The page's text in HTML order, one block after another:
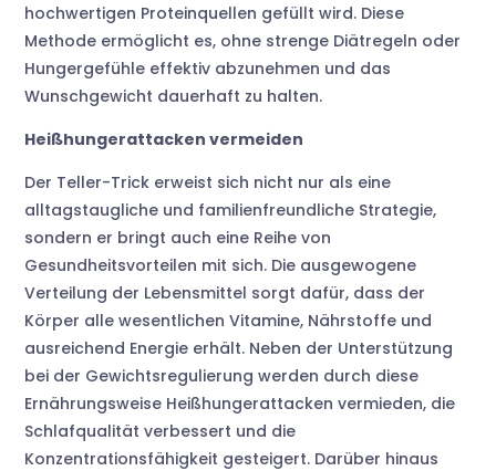
hochwertigen Proteinquellen gefüllt wird. Diese
Methode ermöglicht es, ohne strenge Diätregeln oder
Hungergefühle effektiv abzunehmen und das
Wunschgewicht dauerhaft zu halten.
Heißhungerattacken vermeiden
Der Teller-Trick erweist sich nicht nur als eine
alltagstaugliche und familienfreundliche Strategie,
sondern er bringt auch eine Reihe von
Gesundheitsvorteilen mit sich. Die ausgewogene
Verteilung der Lebensmittel sorgt dafür, dass der
Körper alle wesentlichen Vitamine, Nährstoffe und
ausreichend Energie erhält. Neben der Unterstützung
bei der Gewichtsregulierung werden durch diese
Ernährungsweise Heißhungerattacken vermieden, die
Schlafqualität verbessert und die
Konzentrationsfähigkeit gesteigert. Darüber hinaus